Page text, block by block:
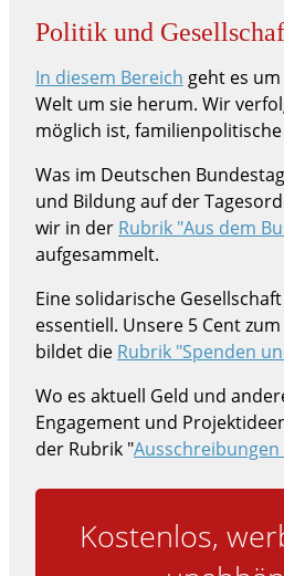
Politik und
In diesem Bereich geht es
Welt um sie herum. Wir
möglich ist,
Was im Deutschen
und Bildung auf der
wir in der Rubrik "Aus dem
aufgesammelt.
Eine solidarische
essentiell. Unsere 5 Cent
bildet die Rubrik "Spenden
Wo es aktuell Geld und
Engagement und
der Rubrik "
Kostenlos,